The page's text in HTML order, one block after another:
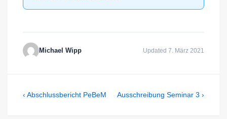
Michael Wipp Updated 7. März 2021
Beitragsnavigation
Previous
‹ Abschlussbericht PeBeM
Next
Ausschreibung Seminar 3 ›